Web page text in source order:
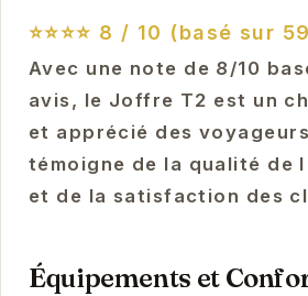
⭐⭐⭐⭐ 8 / 10 (basé sur
Avec une note de 8/10
avis, le Joffre T2 est un
et apprécié des
témoigne de la qualité de
et de la satisfaction des
Équipements et